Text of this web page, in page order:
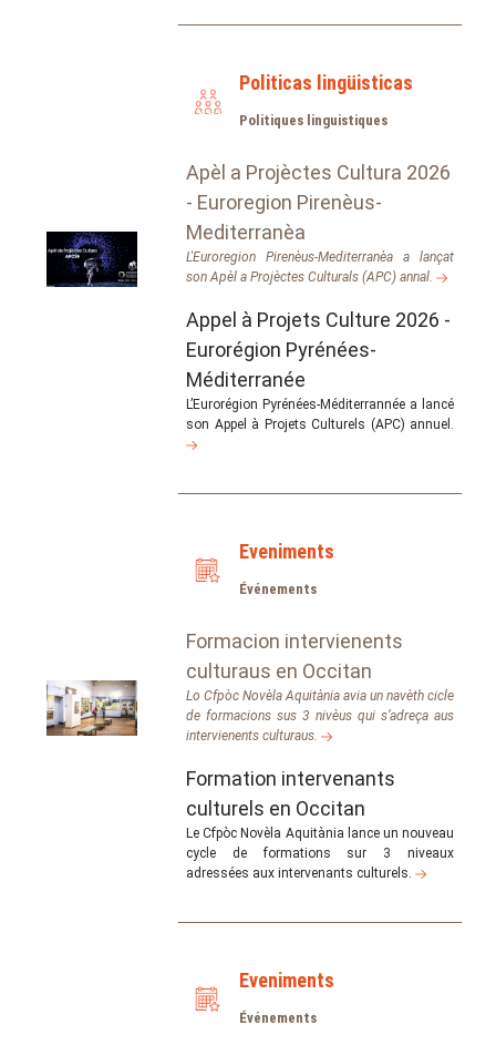
Politicas lingüisticas
Politiques linguistiques
Apèl a Projèctes Cultura 2026
- Euroregion Pirenèus-
Mediterranèa
L'Euroregion Pirenèus-Mediterranèa a lançat
son Apèl a Projèctes Culturals (APC) annal.
Appel à Projets Culture 2026 -
Eurorégion Pyrénées-
Méditerranée
L’Eurorégion Pyrénées-Méditerrannée a lancé
son Appel à Projets Culturels (APC) annuel.
Eveniments
Événements
Formacion intervienents
culturaus en Occitan
Lo Cfpòc Novèla Aquitània avia un navèth cicle
de formacions sus 3 nivèus qui s’adreça aus
intervienents culturaus.
Formation intervenants
culturels en Occitan
Le Cfpòc Novèla Aquitània lance un nouveau
cycle de formations sur 3 niveaux
adressées aux intervenants culturels.
Eveniments
Événements